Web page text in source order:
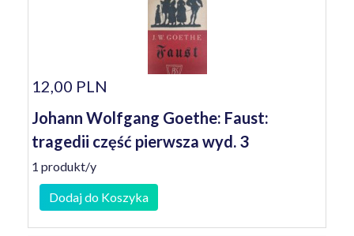
12,00 PLN
Johann Wolfgang Goethe: Faust:
tragedii część pierwsza wyd. 3
1 produkt/y
Dodaj do Koszyka